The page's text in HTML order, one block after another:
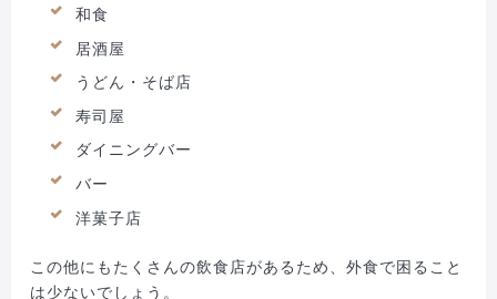
和食
居酒屋
うどん・そば店
寿司屋
ダイニングバー
バー
洋菓子店
この他にもたくさんの飲食店があるため、外食で困ること
は少ないでしょう。